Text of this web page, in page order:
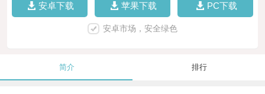
安卓下载 苹果下载 PC下载
安卓市场，安全绿色
简介 排行